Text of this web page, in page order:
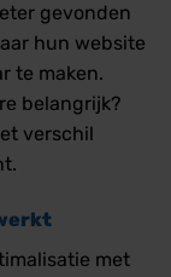
gevonden
hun website
te maken.
belangrijk?
verschil
met